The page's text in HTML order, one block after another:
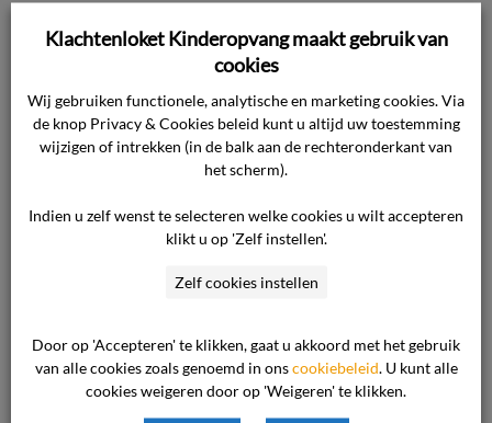
gedrag van de consument. Zij heeft
medewerkers meermaals uitgescholden en op
een onheuse manier bejegend. De grond van
beëindiging is artikel 8 lid 3 onder b van de
algemene voorwaarden. De opzegging is niet
Beoordeling van het geschil
De commissie heeft het volgende overwogen.
Partijen zijn met ingang van 4 november 2019
een opvangovereenkomst met elkaar
aangegaan voor de zoon van de consument.
Klachtenloket Kinderopvang maakt gebruik van
cookies
Wij gebruiken functionele, analytische en marketing cookies. Via
de knop Privacy & Cookies beleid kunt u altijd uw toestemming
wijzigen of intrekken (in de balk aan de rechteronderkant van
het scherm).
Indien u zelf wenst te selecteren welke cookies u wilt accepteren
klikt u op 'Zelf instellen'.
Zelf cookies instellen
Door op 'Accepteren' te klikken, gaat u akkoord met het gebruik
van alle cookies zoals genoemd in onscookiebeleid. U kunt alle
cookies weigeren door op 'Weigeren' te klikken.